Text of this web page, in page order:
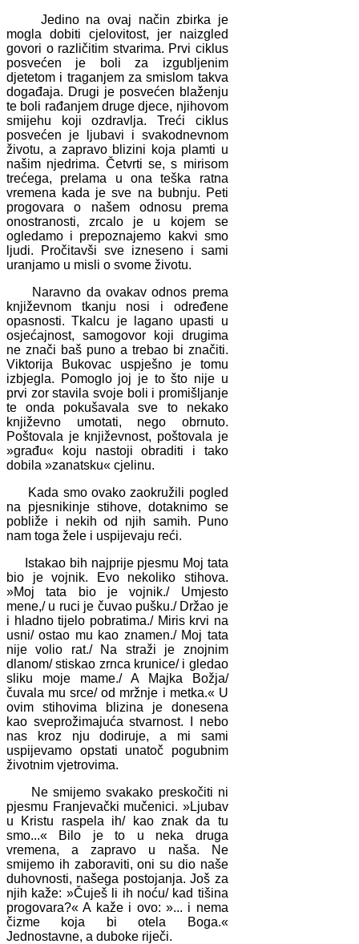
Jedino na ovaj način zbirka je
mogla dobiti cjelovitost, jer naizgled
govori o različitim stvarima. Prvi ciklus
posvećen je boli za izgubljenim
djetetom i traganjem za smislom takva
događaja. Drugi je posvećen blaženju
te boli rađanjem druge djece, njihovom
smijehu koji ozdravlja. Treći ciklus
posvećen je ljubavi i svakodnevnom
životu, a zapravo blizini koja plamti u
našim njedrima. Četvrti se, s mirisom
trećega, prelama u ona teška ratna
vremena kada je sve na bubnju. Peti
progovara o našem odnosu prema
onostranosti, zrcalo je u kojem se
ogledamo i prepoznajemo kakvi smo
ljudi. Pročitavši sve izneseno i sami
uranjamo u misli o svome životu.
Naravno da ovakav odnos prema
književnom tkanju nosi i određene
opasnosti. Tkalcu je lagano upasti u
osjećajnost, samogovor koji drugima
ne znači baš puno a trebao bi značiti.
Viktorija Bukovac uspješno je tomu
izbjegla. Pomoglo joj je to što nije u
prvi zor stavila svoje boli i promišljanje
te onda pokušavala sve to nekako
književno umotati, nego obrnuto.
Poštovala je književnost, poštovala je
»građu« koju nastoji obraditi i tako
dobila »zanatsku« cjelinu.
Kada smo ovako zaokružili pogled
na pjesnikinje stihove, dotaknimo se
pobliže i nekih od njih samih. Puno
nam toga žele i uspijevaju reći.
Istakao bih najprije pjesmu Moj tata
bio je vojnik. Evo nekoliko stihova.
»Moj tata bio je vojnik./ Umjesto
mene,/ u ruci je čuvao pušku./ Držao je
i hladno tijelo pobratima./ Miris krvi na
usni/ ostao mu kao znamen./ Moj tata
nije volio rat./ Na straži je znojnim
dlanom/ stiskao zrnca krunice/ i gledao
sliku moje mame./ A Majka Božja/
čuvala mu srce/ od mržnje i metka.« U
ovim stihovima blizina je donesena
kao sveprožimajuća stvarnost. I nebo
nas kroz nju dodiruje, a mi sami
uspijevamo opstati unatoč pogubnim
životnim vjetrovima.
Ne smijemo svakako preskočiti ni
pjesmu Franjevački mučenici. »Ljubav
u Kristu raspela ih/ kao znak da tu
smo...« Bilo je to u neka druga
vremena, a zapravo u naša. Ne
smijemo ih zaboraviti, oni su dio naše
duhovnosti, našega postojanja. Još za
njih kaže: »Čuješ li ih noću/ kad tišina
progovara?« A kaže i ovo: »... i nema
čizme koja bi otela Boga.«
Jednostavne, a duboke riječi.